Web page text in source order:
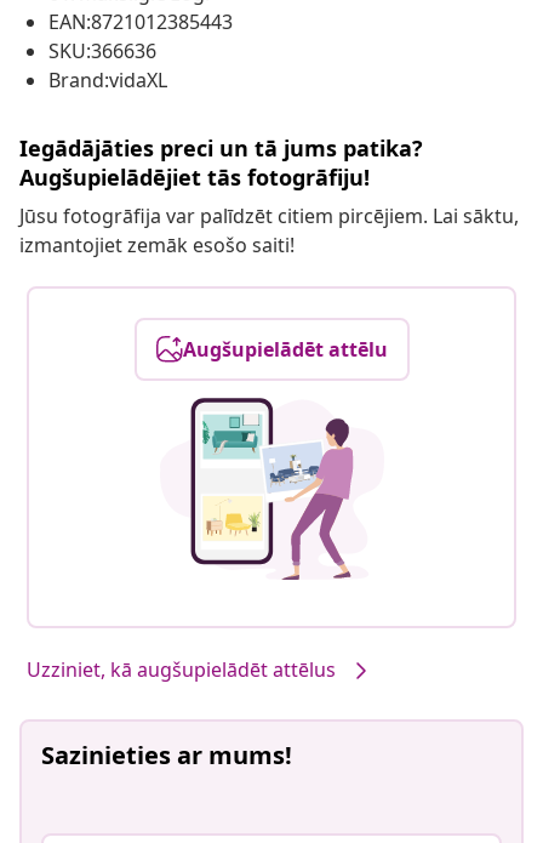
EAN:8721012385443
SKU:366636
Brand:vidaXL
Iegādājāties preci un tā jums patika?
Augšupielādējiet tās fotogrāfiju!
Jūsu fotogrāfija var palīdzēt citiem pircējiem. Lai sāktu,
izmantojiet zemāk esošo saiti!
Augšupielādēt attēlu
Uzziniet, kā augšupielādēt attēlus
Sazinieties ar mums!